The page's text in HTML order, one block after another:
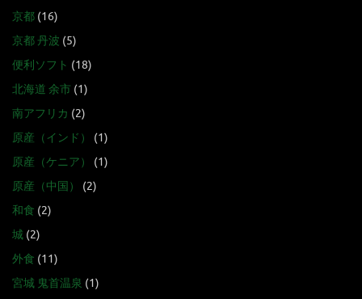
京都 (16)
京都 丹波 (5)
便利ソフト (18)
北海道 余市 (1)
南アフリカ (2)
原産（インド）
(1)
原産（ケニア）
(1)
原産（中国）
(2)
和食 (2)
城 (2)
外食 (11)
宮城 鬼首温泉 (1)